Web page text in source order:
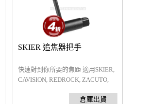
SKIER 追焦器把手
快速對到你所要的焦距 適用SKIER,
CAVISION, REDROCK, ZACUTO,